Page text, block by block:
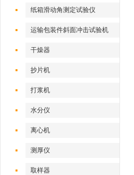
纸箱滑动角测定试验仪
运输包装件斜面冲击试验机
干燥器
抄片机
打浆机
水分仪
离心机
测厚仪
取样器